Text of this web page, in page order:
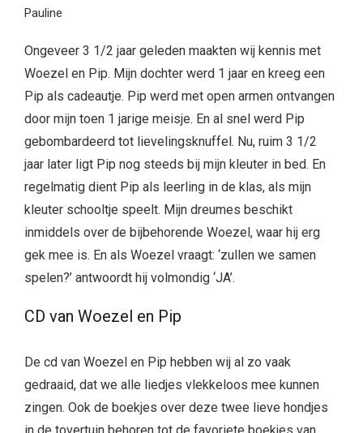
Pauline
Ongeveer 3 1/2 jaar geleden maakten wij kennis met
Woezel en Pip. Mijn dochter werd 1 jaar en kreeg een
Pip als cadeautje. Pip werd met open armen ontvangen
door mijn toen 1 jarige meisje. En al snel werd Pip
gebombardeerd tot lievelingsknuffel. Nu, ruim 3 1/2
jaar later ligt Pip nog steeds bij mijn kleuter in bed. En
regelmatig dient Pip als leerling in de klas, als mijn
kleuter schooltje speelt. Mijn dreumes beschikt
inmiddels over de bijbehorende Woezel, waar hij erg
gek mee is. En als Woezel vraagt: ‘zullen we samen
spelen?’ antwoordt hij volmondig ‘JA’.
CD van Woezel en Pip
De cd van Woezel en Pip hebben wij al zo vaak
gedraaid, dat we alle liedjes vlekkeloos mee kunnen
zingen. Ook de boekjes over deze twee lieve hondjes